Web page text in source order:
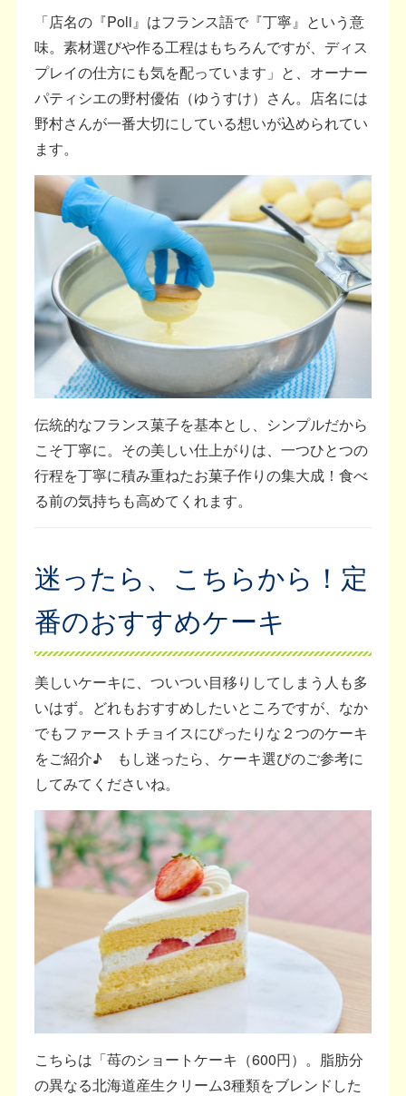
「店名の『Poli』はフランス語で『丁寧』という意
味。素材選びや作る工程はもちろんですが、ディス
プレイの仕方にも気を配っています」と、オーナー
パティシエの野村優佑（ゆうすけ）さん。店名には
野村さんが一番大切にしている想いが込められてい
ます。
伝統的なフランス菓子を基本とし、シンプルだから
こそ丁寧に。その美しい仕上がりは、一つひとつの
行程を丁寧に積み重ねたお菓子作りの集大成！食べ
る前の気持ちも高めてくれます。
迷ったら、こちらから！定
番のおすすめケーキ
美しいケーキに、ついつい目移りしてしまう人も多
いはず。どれもおすすめしたいところですが、なか
でもファーストチョイスにぴったりな２つのケーキ
をご紹介♪ もし迷ったら、ケーキ選びのご参考に
してみてくださいね。
こちらは「苺のショートケーキ（600円）。脂肪分
の異なる北海道産生クリーム3種類をブレンドした